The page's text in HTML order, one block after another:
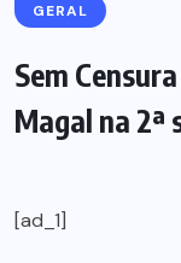
GERAL
Sem
Magal na 2ª
[ad_1]